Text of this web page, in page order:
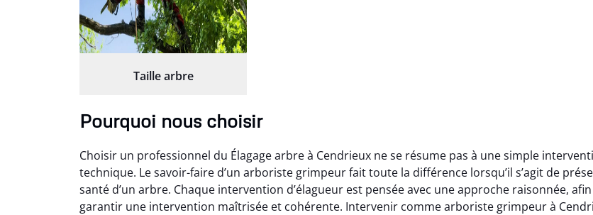
Taille arbre
Pourquoi nous choisir
Choisir un professionnel du Élagage arbre à Cendrieux ne se résume pas à une simple
technique. Le savoir-faire d’un arboriste grimpeur fait toute la différence lorsqu’il s’agit de
santé d’un arbre. Chaque intervention d’élagueur est pensée avec une approche raisonnée,
garantir une intervention maîtrisée et cohérente. Intervenir comme arboriste grimpeur à